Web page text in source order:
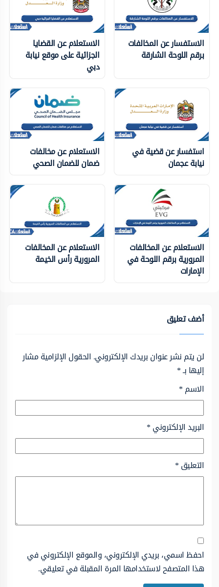
الاستفسار عن المخالفات
برقم اللوحة الشارقة
الاستعلام عن القضايا
الجزائية على موقع نيابة
دبي
استفسار عن قضية في
نيابة عجمان
الاستعلام عن مخالفات
ضمان للضمان الصحي
الاستعلام عن المخالفات
المرورية برقم اللوحة في
الإمارات
الاستعلام عن المخالفات
المرورية رأس الخيمة
أضف تعليق
لن يتم نشر عنوان بريدك الإلكتروني. الحقول الإلزامية مشار
إليها بـ*
الاسم*
البريد الإلكتروني*
التعليق*
احفظ اسمي، بريدي الإلكتروني، والموقع الإلكتروني في
هذا المتصفح لاستخدامها المرة المقبلة في تعليقي.